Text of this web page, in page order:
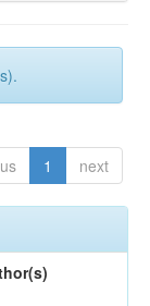
1 next